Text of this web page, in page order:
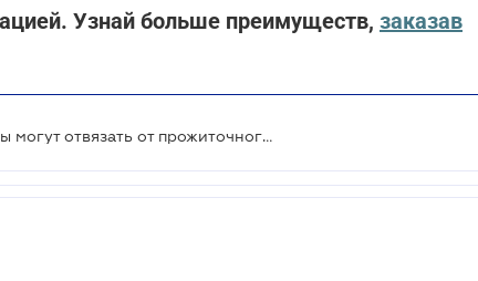
Узнай больше преимуществ, заказав
Должностные оклады и штрафы могут отвязать от прожиточного минимума - пакет законопроектов